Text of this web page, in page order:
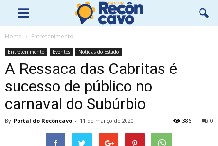
Home Entretenimento
Entretenimento Eventos Notícias do Estado
A Ressaca das Cabritas é
sucesso de público no
carnaval do Subúrbio
By Portal do Recôncavo - 11 de março de 2020 0
386